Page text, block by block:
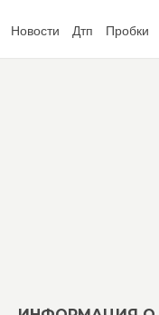
Новости Дтп Пробки